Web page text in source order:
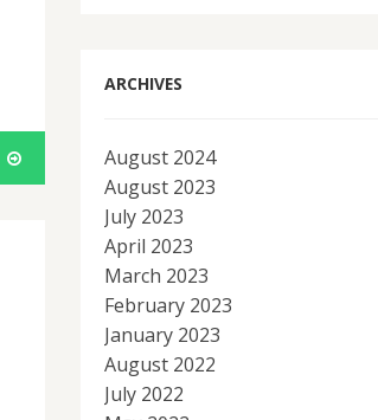
ARCHIVES
August 2024
August 2023
July 2023
April 2023
March 2023
February 2023
January 2023
August 2022
July 2022